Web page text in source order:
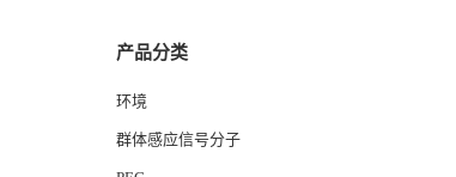
产品分类
环境
群体感应信号分子